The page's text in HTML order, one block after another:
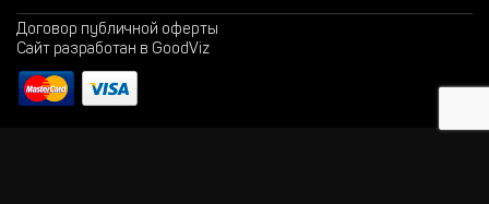
Договор публичной оферты
Сайт разработан в GoodViz